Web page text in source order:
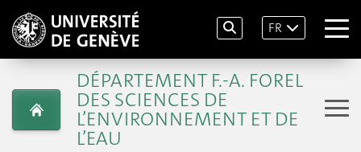
FR
DÉPARTEMENT F.-A. FOREL
DES SCIENCES DE
L’ENVIRONNEMENT ET DE
L’EAU